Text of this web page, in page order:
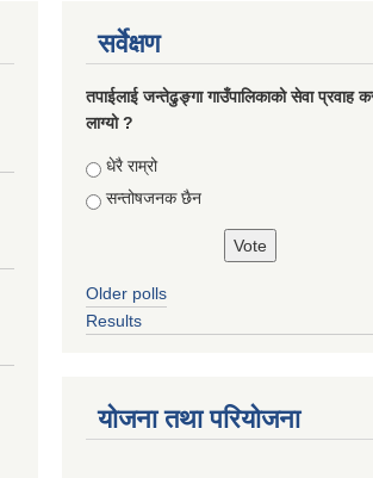
सर्वेक्षण
तपाईलाई जन्तेढुङ्गा गाउँपालिकाको सेवा प्रवाह
लाग्यो ?
Choices
धेरै राम्रो
सन्तोषजनक छैन
Older polls
Results
योजना तथा परियोजना